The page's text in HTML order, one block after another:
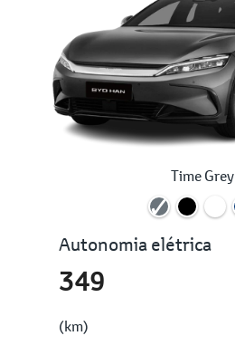
Time Grey
Autonomia elétrica
349
(km)